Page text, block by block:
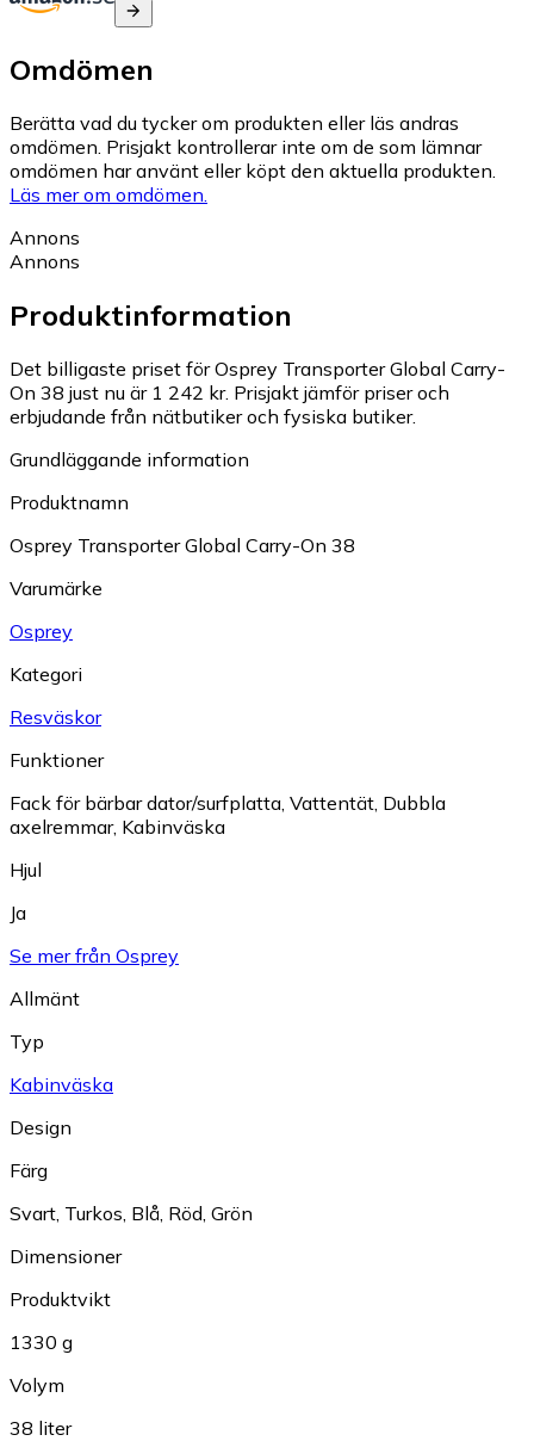
Omdömen
Berätta vad du tycker om produkten eller läs andras
omdömen. Prisjakt kontrollerar inte om de som lämnar
omdömen har använt eller köpt den aktuella produkten.
Läs mer om omdömen.
Annons
Annons
Produktinformation
Det billigaste priset för Osprey Transporter Global Carry-
On 38 just nu är 1 242 kr. Prisjakt jämför priser och
erbjudande från nätbutiker och fysiska butiker.
Grundläggande information
Produktnamn
Osprey Transporter Global Carry-On 38
Varumärke
Osprey
Kategori
Resväskor
Funktioner
Fack för bärbar dator/surfplatta Vattentät Dubbla
axelremmar, Kabinväska
Hjul
Ja
Se mer från Osprey
Allmänt
Typ
Kabinväska
Design
Färg
Svart Turkos Blå Röd Grön
Dimensioner
Produktvikt
1330 g
Volym
38 liter